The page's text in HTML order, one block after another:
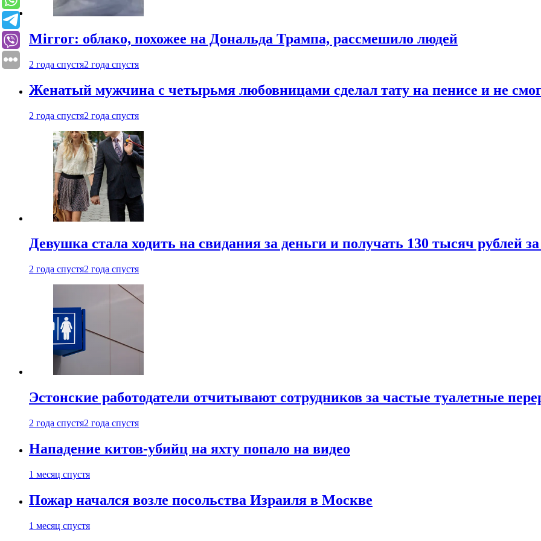
Mirror: облако, похожее на Дональда Трампа, рассмешило людей
2 года спустя2 года спустя
Женатый мужчина с четырьмя любовницами сделал тату на пенисе и не
2 года спустя2 года спустя
Девушка стала ходить на свидания за деньги и получать 130 тысяч рублей
2 года спустя2 года спустя
Эстонские работодатели отчитывают сотрудников за частые туалетные
2 года спустя2 года спустя
Нападение китов-убийц на яхту попало на видео
1 месяц спустя
Пожар начался возле посольства Израиля в Москве
1 месяц спустя